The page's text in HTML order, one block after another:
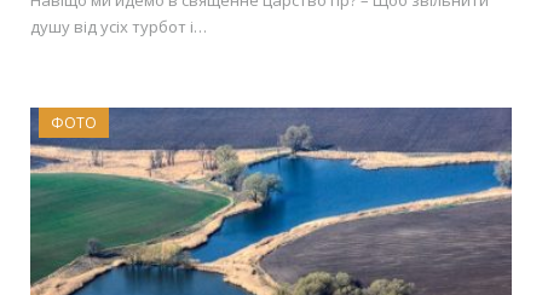
душу від усіх турбот і…
ФОТО